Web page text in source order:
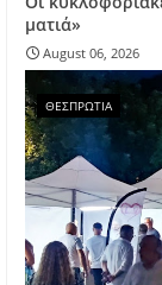
ματιά»
August 06, 2026
ΘΕΣΠΡΩΤΙΑ